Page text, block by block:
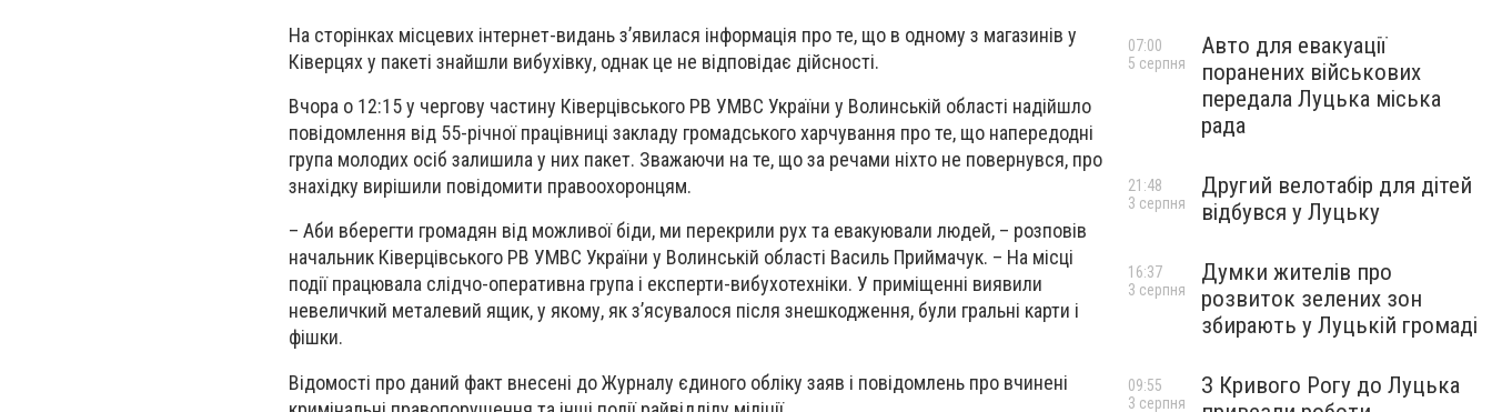
На сторінках місцевих інтернет-видань з’явилася інформація про те, що в одному з магазинів у
Ківерцях у пакеті знайшли вибухівку, однак це не відповідає дійсності.
Вчора о 12:15 у чергову частину Ківерцівського РВ УМВС України у Волинській області надійшло
повідомлення від 55-річної працівниці закладу громадського харчування про те, що напередодні
група молодих осіб залишила у них пакет. Зважаючи на те, що за речами ніхто не повернувся, про
знахідку вирішили повідомити правоохоронцям.
– Аби вберегти громадян від можливої біди, ми перекрили рух та евакуювали людей, – розповів
начальник Ківерцівського РВ УМВС України у Волинській області Василь Приймачук. – На місці
події працювала слідчо-оперативна група і експерти-вибухотехніки. У приміщенні виявили
невеличкий металевий ящик, у якому, як з’ясувалося після знешкодження, були гральні карти і
фішки.
Відомості про даний факт внесені до Журналу єдиного обліку заяв і повідомлень про вчинені
Авто для евакуації
поранених військових
передала Луцька міська
рада
07:00
5 серпня
Другий велотабір для дітей
відбувся у Луцьку
21:48
3 серпня
Думки жителів про
розвиток зелених зон
збирають у Луцькій громаді
16:37
3 серпня
З Кривого Рогу до Луцька
09:55
3 серпня